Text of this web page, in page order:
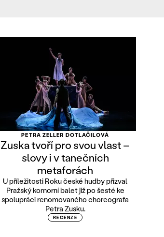
PETRA ZELLER DOTLAČILOVÁ
Zuska tvoří pro svou vlast –
slovy i v tanečních
metaforách
U příležitosti Roku české hudby přizval
Pražský komorní balet již po šesté ke
spolupráci renomovaného choreografa
Petra Zusku.
RECENZE